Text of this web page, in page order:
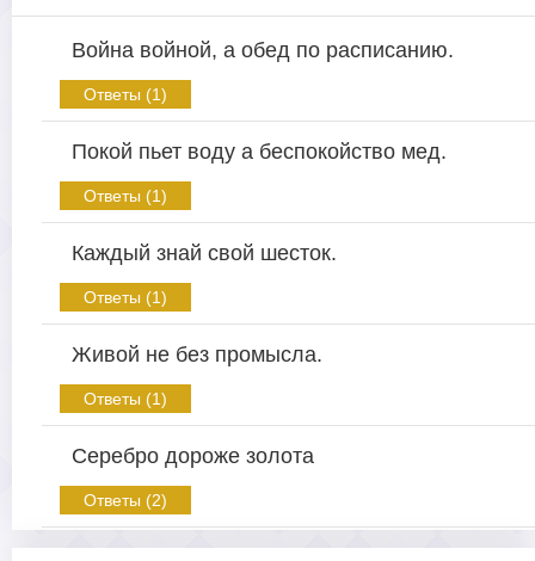
Война войной, а обед по расписанию.
Ответы (1)
Покой пьет воду а беспокойство мед.
Ответы (1)
Каждый знай свой шесток.
Ответы (1)
Живой не без промысла.
Ответы (1)
Серебро дороже золота
Ответы (2)